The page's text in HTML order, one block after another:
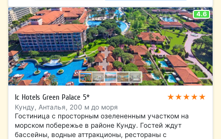
4.6
Ic Hotels Green Palace 5* ★★★★★
Кунду, Анталья, 200 м до моря
Гостиница с просторным озелененным участком на
морском побережье в районе Кунду. Гостей ждут
бассейны, водные аттракционы, рестораны с